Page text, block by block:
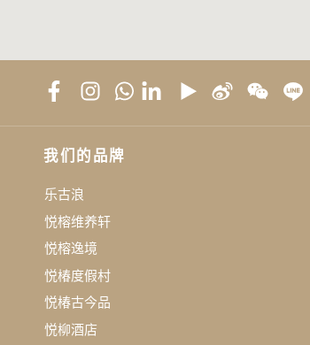
我们的品牌
乐古浪
悦榕维养轩
悦榕逸境
悦椿度假村
悦椿古今品
悦柳酒店